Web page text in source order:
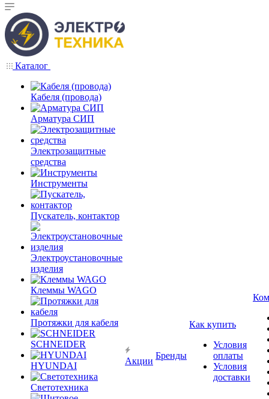
Каталог
Кабеля (провода)
Арматура СИП
Электрозащитные
средства
Инструменты
Пускатель, контактор
Электроустановочные
изделия
Клеммы WAGO
Протяжки для кабеля
SCHNEIDER
HYUNDAI
Светотехника
Акции
Бренды
Как купить
Условия
оплаты
Условия
доставки